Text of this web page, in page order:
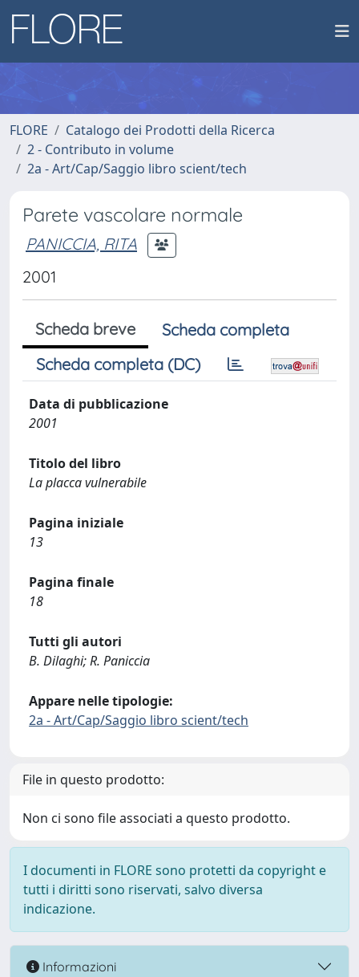
FLORE
Catalogo dei Prodotti della Ricerca
2 - Contributo in volume
2a - Art/Cap/Saggio libro scient/tech
Parete vascolare normale
PANICCIA, RITA
2001
Scheda breve
Scheda completa
Scheda completa (DC)
Data di pubblicazione
2001
Titolo del libro
La placca vulnerabile
Pagina iniziale
13
Pagina finale
18
Tutti gli autori
B. Dilaghi; R. Paniccia
Appare nelle tipologie:
2a - Art/Cap/Saggio libro scient/tech
File in questo prodotto:
Non ci sono file associati a questo prodotto.
I documenti in FLORE sono protetti da copyright e
tutti i diritti sono riservati, salvo diversa
indicazione.
Informazioni